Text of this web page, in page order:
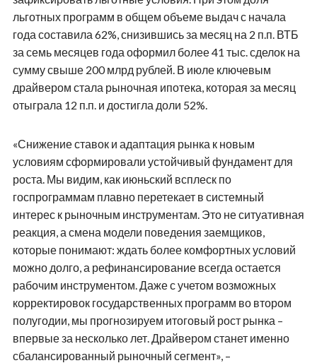
льготных программ в общем объеме выдач с начала
года составила 62%, снизившись за месяц на 2 п.п. ВТБ
за семь месяцев года оформил более 41 тыс. сделок на
сумму свыше 200 млрд рублей. В июле ключевым
драйвером стала рыночная ипотека, которая за месяц
отыграла 12 п.п. и достигла доли 52%.
«Снижение ставок и адаптация рынка к новым
условиям сформировали устойчивый фундамент для
роста. Мы видим, как июньский всплеск по
госпрограммам плавно перетекает в системный
интерес к рыночным инструментам. Это не ситуативная
реакция, а смена модели поведения заемщиков,
которые понимают: ждать более комфортных условий
можно долго, а рефинансирование всегда остается
рабочим инструментом. Даже с учетом возможных
корректировок государственных программ во втором
полугодии, мы прогнозируем итоговый рост рынка –
впервые за несколько лет. Драйвером станет именно
сбалансированный рыночный сегмент», –